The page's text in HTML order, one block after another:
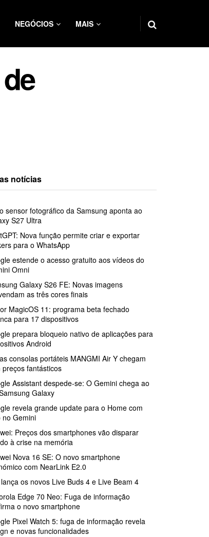
NEGÓCIOS MAIS
notícias
sensor fotográfico da Samsung aponta ao
S27 Ultra
Nova função permite criar e exportar
para o WhatsApp
estende o acesso gratuito aos vídeos do
Omni
Galaxy S26 FE: Novas imagens
as três cores finais
MagicOS 11: programa beta fechado
para 17 dispositivos
prepara bloqueio nativo de aplicações para
Android
consolas portáteis MANGMI Air Y chegam
preços fantásticos
Assistant despede-se: O Gemini chega ao
Galaxy
revela grande update para o Home com
no Gemini
Preços dos smartphones vão disparar
à crise na memória
Nova 16 SE: O novo smartphone
com NearLink E2.0
os novos Live Buds 4 e Live Beam 4
Edge 70 Neo: Fuga de informação
o novo smartphone
Pixel Watch 5: fuga de informação revela
e novas funcionalidades